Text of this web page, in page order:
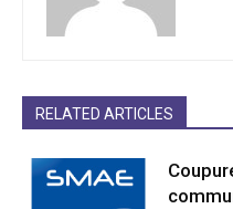
RELATED ARTICLES